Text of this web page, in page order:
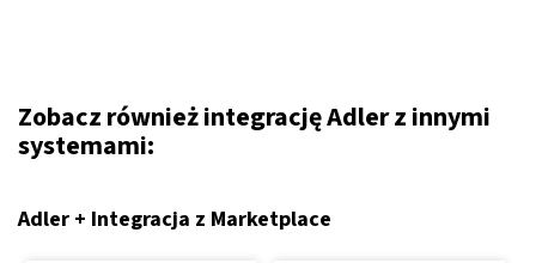
Zobacz również integrację Adler z innymi
systemami:
Adler + Integracja z Marketplace